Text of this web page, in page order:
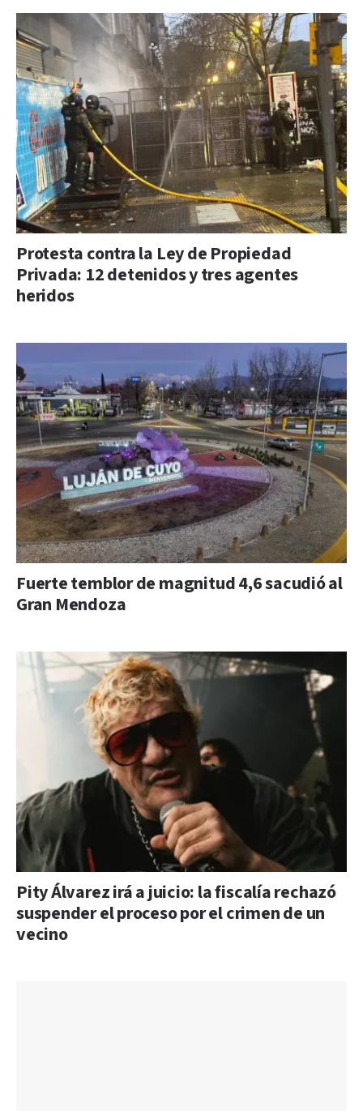
Protesta contra la Ley de Propiedad
Privada: 12 detenidos y tres agentes
heridos
Fuerte temblor de magnitud 4,6 sacudió al
Gran Mendoza
Pity Álvarez irá a juicio: la fiscalía rechazó
suspender el proceso por el crimen de un
vecino